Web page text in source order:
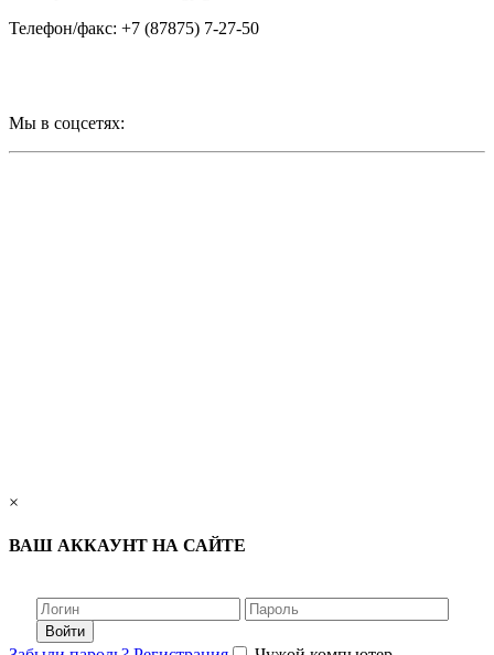
Телефон/факс: +7 (87875) 7-27-50
Мы в соцсетях:
×
ВАШ АККАУНТ НА САЙТЕ
Войти